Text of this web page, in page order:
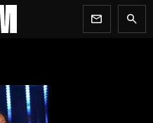
newsletter search